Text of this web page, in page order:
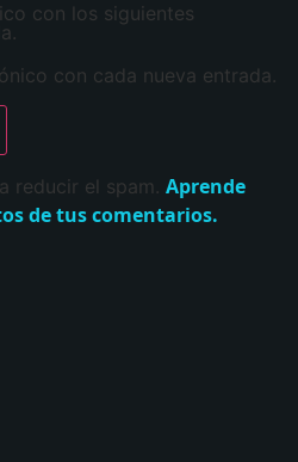
con los siguientes
con cada nueva entrada.
reducir el spam. Aprende
de tus comentarios.